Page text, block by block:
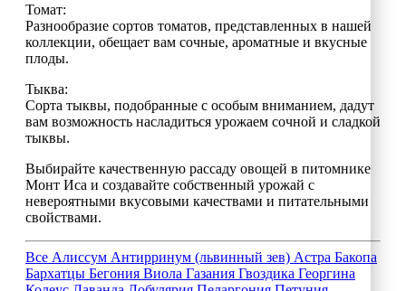
Томат:
Разнообразие сортов томатов, представленных в нашей
коллекции, обещает вам сочные, ароматные и вкусные
плоды.
Тыква:
Сорта тыквы, подобранные с особым вниманием, дадут
вам возможность насладиться урожаем сочной и сладкой
тыквы.
Выбирайте качественную рассаду овощей в питомнике
Монт Иса и создавайте собственный урожай с
невероятными вкусовыми качествами и питательными
свойствами.
Все Алиссум Антирринум (львинный зев) Астра Бакопа
Бархатцы Бегония Виола Газания Гвоздика Георгина